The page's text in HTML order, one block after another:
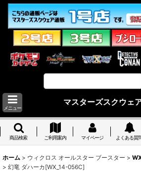
メニュー
マスターズスクウェ
商品検索 ご利用案内 マイページ よくある質
ホーム > ウィクロス オールスター ブースター >
> 幻竜 ダハーカ[WX_14-056C]